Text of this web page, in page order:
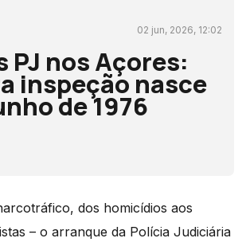
02 jun, 2026, 12:02
PJ nos Açores:
inspeção nasce
de 1976
dos homicídios aos
– o arranque da Polícia Judiciária